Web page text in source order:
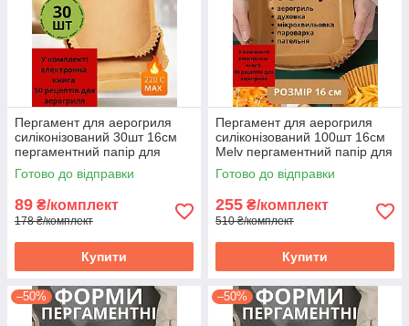
Пергамент для аерогриля
силіконізований 30шт 16см
пергаментний папір для
випічки в духовці форми
квадратні
Готово до відправки
89 ₴/комплект
178 ₴/комплект
Купити
Пергамент для аерогриля
силіконізований 100шт 16см
Melv пергаментний папір для
випічки в духовці форми
квадратні
Готово до відправки
255 ₴/комплект
510 ₴/комплект
Купити
–50% –50%